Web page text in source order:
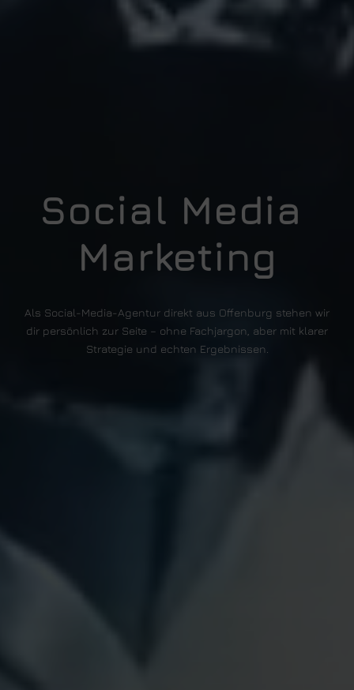
Social Media
Marketing
Als Social-Media-Agentur direkt aus Offenburg stehen wir
dir persönlich zur Seite – ohne Fachjargon, aber mit klarer
Strategie und echten Ergebnissen.